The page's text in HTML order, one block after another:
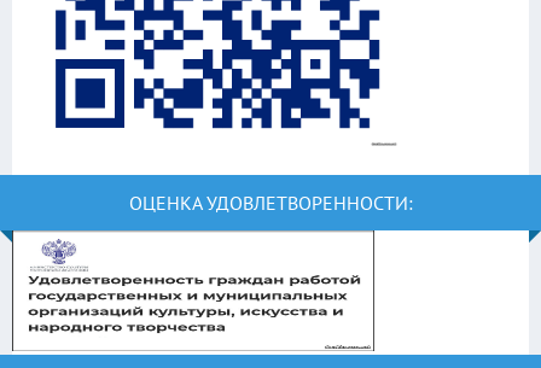
ОЦЕНКА УДОВЛЕТВОРЕННОСТИ: